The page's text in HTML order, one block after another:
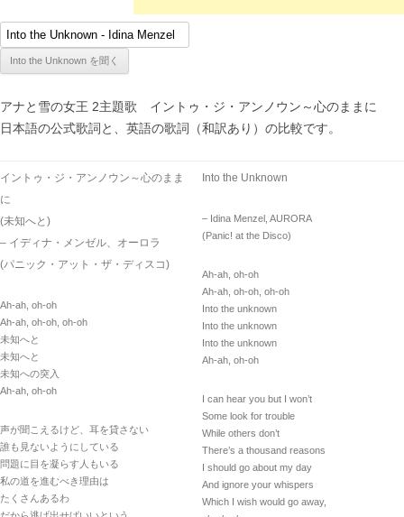
アナと雪の女王 2主題歌 イントゥ・ジ・アンノウン～心のままに
日本語の公式歌詞と、英語の歌詞（和訳あり）の比較です。
イントゥ・ジ・アンノウン～心のまま
に
(未知へと)
– イディナ・メンゼル、オーロラ
(パニック・アット・ザ・ディスコ)
Ah-ah, oh-oh
Ah-ah, oh-oh, oh-oh
未知へと
未知へと
未知への突入
Ah-ah, oh-oh
声が聞こえるけど、耳を貸さない
誰も見ないようにしている
問題に目を凝らす人もいる
私の道を進むべき理由は
たくさんあるわ
Into the Unknown
– Idina Menzel, AURORA
(Panic! at the Disco)
Ah-ah, oh-oh
Ah-ah, oh-oh, oh-oh
Into the unknown
Into the unknown
Into the unknown
Ah-ah, oh-oh
I can hear you but I won’t
Some look for trouble
While others don’t
There’s a thousand reasons
I should go about my day
And ignore your whispers
Which I wish would go away,